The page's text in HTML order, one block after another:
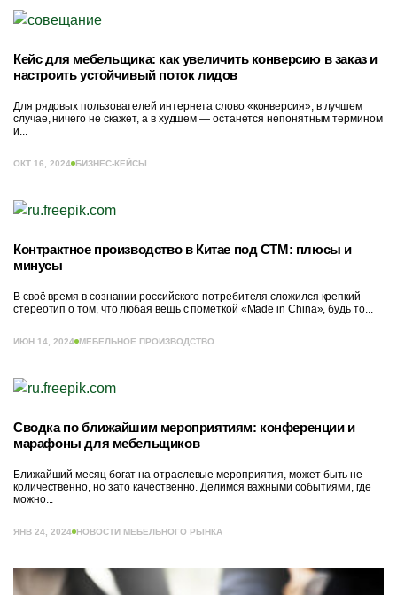
Кейс для мебельщика: как увеличить конверсию в заказ и
настроить устойчивый поток лидов
Для рядовых пользователей интернета слово «конверсия», в лучшем
случае, ничего не скажет, а в худшем — останется непонятным термином
и...
ОКТ 16, 2024 БИЗНЕС-КЕЙСЫ
Контрактное производство в Китае под СТМ: плюсы и
минусы
В своё время в сознании российского потребителя сложился крепкий
стереотип о том, что любая вещь с пометкой «Made in China», будь то...
ИЮН 14, 2024 МЕБЕЛЬНОЕ ПРОИЗВОДСТВО
Сводка по ближайшим мероприятиям: конференции и
марафоны для мебельщиков
Ближайший месяц богат на отраслевые мероприятия, может быть не
количественно, но зато качественно. Делимся важными событиями, где
можно...
ЯНВ 24, 2024 НОВОСТИ МЕБЕЛЬНОГО РЫНКА